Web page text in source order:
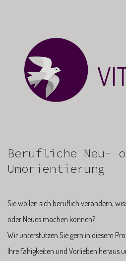
Berufliche Neu-
Umorientierung
Sie wollen sich beruflich verändern,
oder Neues machen können?
Wir unterstützen Sie gern in diesem
Ihre Fähigkeiten und Vorlieben heraus